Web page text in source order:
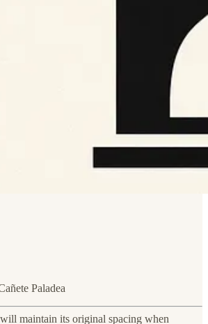
Paladea
maintain its original spacing when